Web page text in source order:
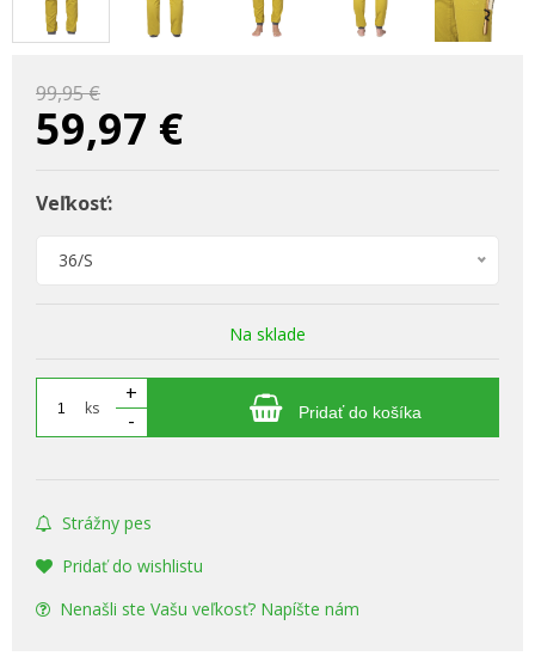
99,95 €
59,97 €
Veľkosť:
36/S
Na sklade
ks
+
-
Pridať do košíka
Strážny pes
Pridať do wishlistu
Nenašli ste Vašu veľkosť? Napíšte nám